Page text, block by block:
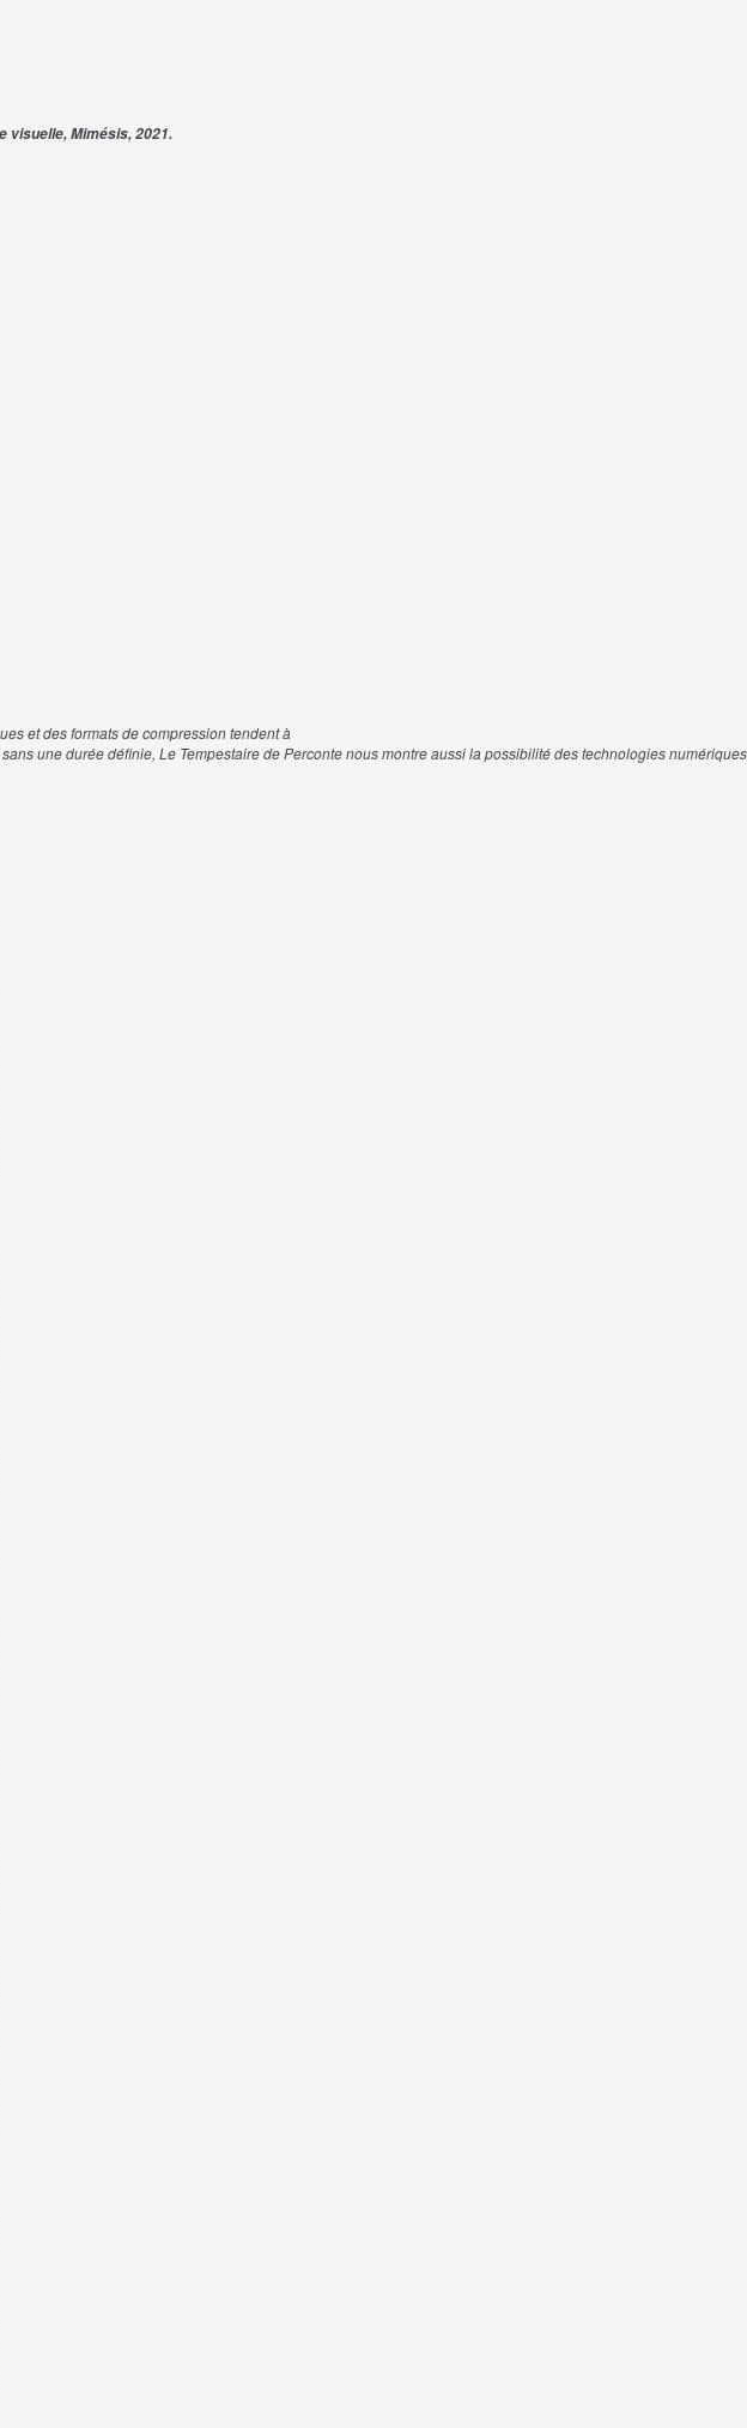
visuelle, Mimésis, 2021.
etdesformatsdecompressiontendentà
sansuneduréedéfinie, Le TempestairedePercontenousmontreaussilapossibilitédestechnologiesnumériques